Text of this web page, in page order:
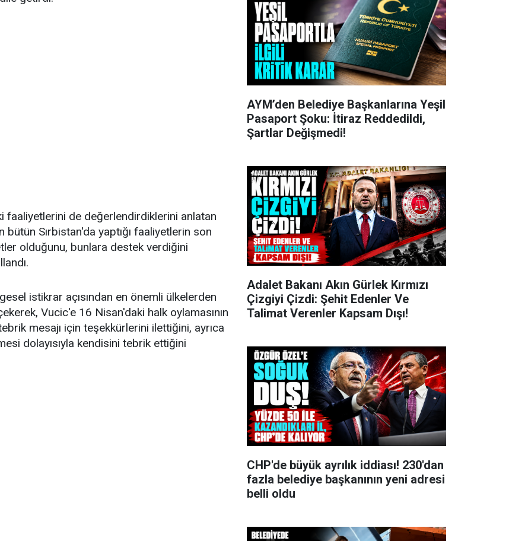
faaliyetlerini de değerlendirdiklerini anlatan
bütün Sırbistan'da yaptığı faaliyetlerin son
olduğunu, bunlara destek verdiğini
istikrar açısından en önemli ülkelerden
Vucic'e 16 Nisan'daki halk oylamasının
mesajı için teşekkürlerini ilettiğini, ayrıca
dolayısıyla kendisini tebrik ettiğini
AYM’den Belediye Başkanlarına Yeşil
Pasaport Şoku: İtiraz Reddedildi,
Şartlar Değişmedi!
Adalet Bakanı Akın Gürlek Kırmızı
Çizgiyi Çizdi: Şehit Edenler Ve
Talimat Verenler Kapsam Dışı!
CHP'de büyük ayrılık iddiası! 230'dan
fazla belediye başkanının yeni adresi
belli oldu